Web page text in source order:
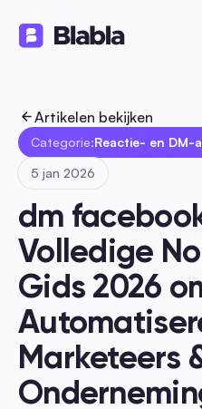
Artikelen bekijken
Categorie:Reactie- en DM-
5 jan 2026
dm
Volledige
Gids 2026
Marketeers